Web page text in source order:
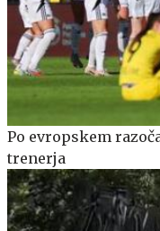
Po evropskem
trenerja